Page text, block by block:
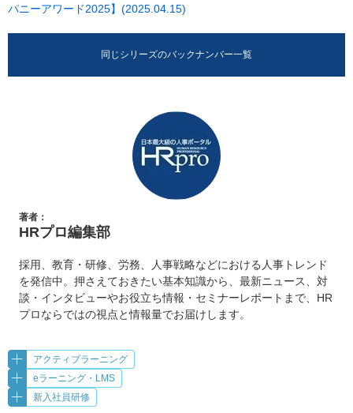
パニーアワード2025】(2025.04.15)
同じシリーズのバックナンバー一覧
著者：
HRプロ編集部
採用、教育・研修、労務、人事戦略などにおける人事トレンド
を発信中。押さえておきたい基本知識から、最新ニュース、対
談・インタビューやお役立ち情報・セミナーレポートまで、HR
プロならではの視点と情報量でお届けします。
アクティブラーニング
eラーニング・LMS
新入社員研修